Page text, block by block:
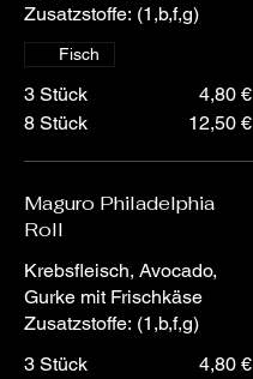
Zusatzstoffe: (1,b,f,g)
3 Stück
4,80 €
8 Stück
12,50 €
Fisch
Maguro Philadelphia
Roll
Krebsfleisch, Avocado,
Gurke mit Frischkäse
Zusatzstoffe: (1,b,f,g)
3 Stück
4,80 €